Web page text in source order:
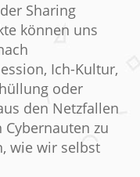
Sharing
können uns
Ich-Kultur,
oder
den Netzfallen
zu
wie wir selbst